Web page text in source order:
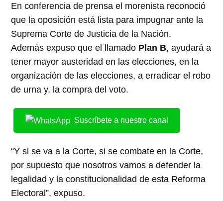
En conferencia de prensa el morenista reconoció
que la oposición está lista para impugnar ante la
Suprema Corte de Justicia de la Nación.
Además expuso que el llamado Plan B, ayudará a
tener mayor austeridad en las elecciones, en la
organización de las elecciones, a erradicar el robo
de urna y, la compra del voto.
Suscríbete a nuestro canal
“Y si se va a la Corte, si se combate en la Corte,
por supuesto que nosotros vamos a defender la
legalidad y la constitucionalidad de esta Reforma
Electoral”, expuso.